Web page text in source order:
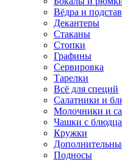
Вёдра и
Декантеры
Стаканы
Стопки
Графины
Сервировка
Тарелки
Всё для специй
Салатники и
Молочники и
Чашки с
Кружки
Подносы